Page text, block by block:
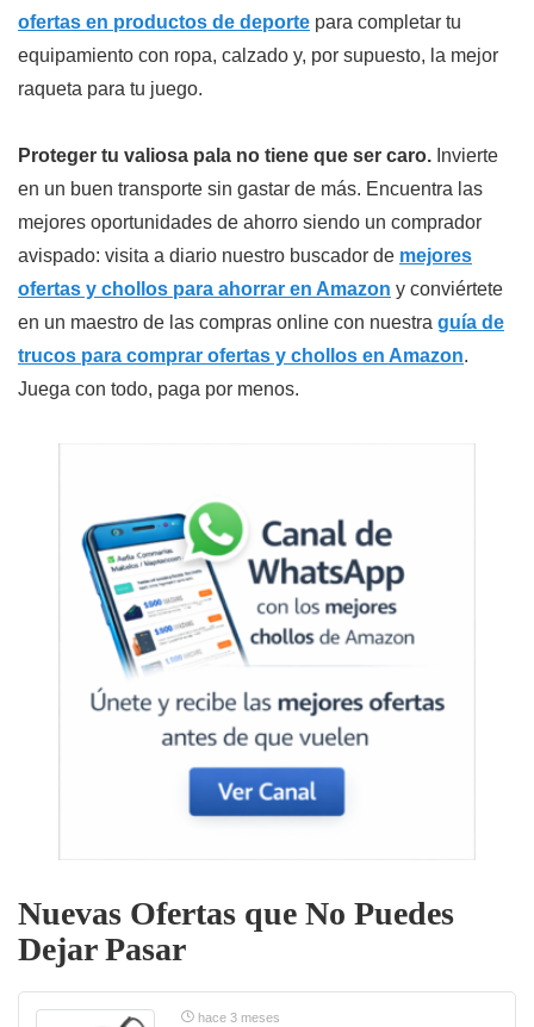
ofertas en productos de deporte para completar tu
equipamiento con ropa, calzado y, por supuesto, la mejor
raqueta para tu juego.
Proteger tu valiosa pala no tiene que ser caro. Invierte
en un buen transporte sin gastar de más. Encuentra las
mejores oportunidades de ahorro siendo un comprador
avispado: visita a diario nuestro buscador de mejores
ofertas y chollos para ahorrar en Amazon y conviértete
en un maestro de las compras online con nuestra guía de
trucos para comprar ofertas y chollos en Amazon.
Juega con todo, paga por menos.
Nuevas Ofertas que No Puedes
Dejar Pasar
hace 3 meses